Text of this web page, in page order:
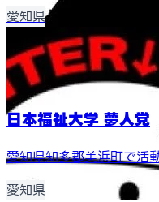
愛知県
日本福祉大学 夢人党
愛知県知多郡美浜町で活
愛知県